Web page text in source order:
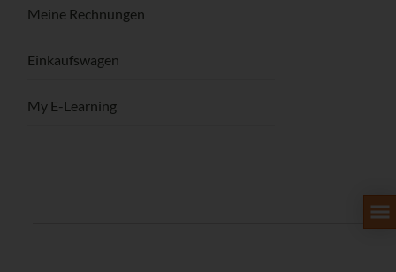
Meine Rechnungen
Einkaufswagen
My E-Learning